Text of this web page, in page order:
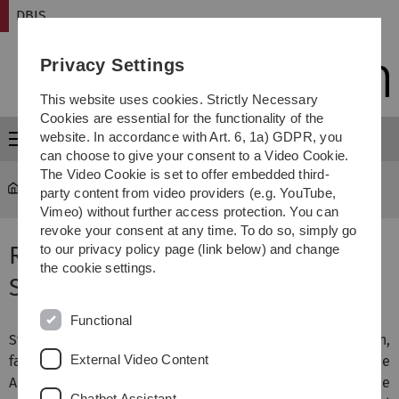
Skip
Skip
Skip
Skip
DBIS
Menu
DBIS Teaching
Research Trends in Information
Systems
Studierende lernen anhand eines konkreten,
fachbezogenen und abgegrenzten Themas die
Aufbereitung von Informationen. Sie können eine
Privacy Settings
This website uses cookies. Strictly Necessary
Cookies are essential for the functionality of the
website. In accordance with Art. 6, 1a) GDPR, you
can choose to give your consent to a Video Cookie.
The Video Cookie is set to offer embedded third-
party content from video providers (e.g. YouTube,
Vimeo) without further access protection. You can
revoke your consent at any time. To do so, simply go
to our privacy policy page (link below) and change
the cookie settings.
Functional
External Video Content